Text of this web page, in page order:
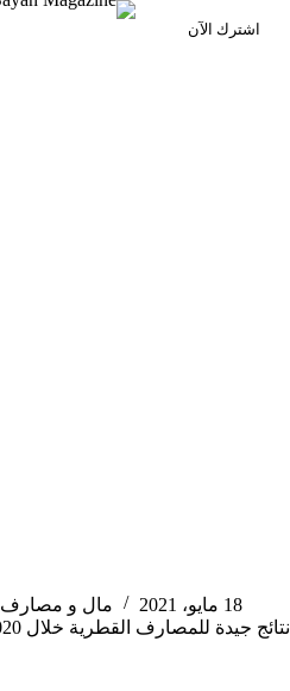
اشترك الآن
18 مايو، 2021
مال و مصارف
نتائج جيدة للمصارف القطرية خلال 2020